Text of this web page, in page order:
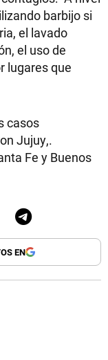
barbijo si
el lavado
el uso de
lugares que
casos
Jujuy,.
Fe y Buenos
EN